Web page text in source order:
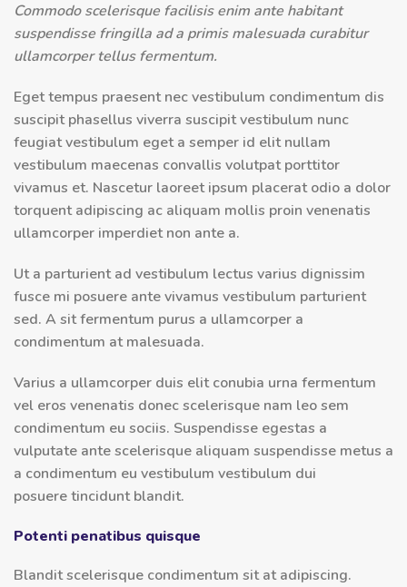
Commodo scelerisque facilisis enim ante habitant
suspendisse fringilla ad a primis malesuada curabitur
ullamcorper tellus fermentum.
Eget tempus praesent nec vestibulum condimentum dis
suscipit phasellus viverra suscipit vestibulum nunc
feugiat vestibulum eget a semper id elit nullam
vestibulum maecenas convallis volutpat porttitor
vivamus et. Nascetur laoreet ipsum placerat odio a dolor
torquent adipiscing ac aliquam mollis proin venenatis
ullamcorper imperdiet non ante a.
Ut a parturient ad vestibulum lectus varius dignissim
fusce mi posuere ante vivamus vestibulum parturient
sed. A sit fermentum purus a ullamcorper a
condimentum at malesuada.
Varius a ullamcorper duis elit conubia urna fermentum
vel eros venenatis donec scelerisque nam leo sem
condimentum eu sociis. Suspendisse egestas a
vulputate ante scelerisque aliquam suspendisse metus a
a condimentum eu vestibulum vestibulum dui
posuere tincidunt blandit.
Potenti penatibus quisque
Blandit scelerisque condimentum sit at adipiscing.